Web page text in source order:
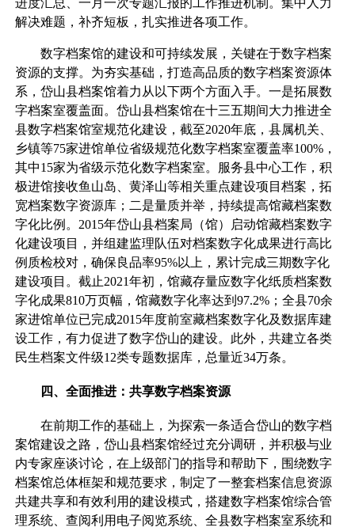
解决难题，补齐短板，扎实推进各项工作。
数字档案馆的建设和可持续发展，关键在于数字档案
资源的支撑。为夯实基础，打造高品质的数字档案资源体
系，岱山县档案馆着力从以下两个方面入手。一是拓展数
字档案室覆盖面。岱山县档案馆在十三五期间大力推进全
县数字档案馆室规范化建设，截至2020年底，县属机关、
乡镇等75家进馆单位省级规范化数字档案室覆盖率100%，
其中15家为省级示范化数字档案室。服务县中心工作，积
极进馆接收鱼山岛、黄泽山等相关重点建设项目档案，拓
宽档案数字资源库；二是量质并举，持续提高馆藏档案数
字化比例。2015年岱山县档案局（馆）启动馆藏档案数字
化建设项目，并组建监理队伍对档案数字化成果进行高比
例质检校对，确保良品率95%以上，累计完成三期数字化
建设项目。截止2021年初，馆藏存量应数字化纸质档案数
字化成果810万页幅，馆藏数字化率达到97.2%；全县70余
家进馆单位已完成2015年度前室藏档案数字化及数据库建
设工作，有力促进了数字岱山的建设。此外，共建立各类
民生档案文件级12类专题数据库，总量近34万条。
四、全面推进：共享数字档案资源
在前期工作的基础上，为探索一条适合岱山的数字档
案馆建设之路，岱山县档案馆经过充分调研，并积极与业
内专家座谈讨论，在上级部门的指导和帮助下，围绕数字
档案馆总体框架和规范要求，制定了一整套档案信息资源
共建共享和有效利用的建设模式，搭建数字档案馆综合管
理系统、查阅利用电子阅览系统、全县数字档案室系统和